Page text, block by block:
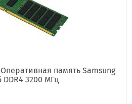
Оперативная память Samsung
DDR4 3200 МГц